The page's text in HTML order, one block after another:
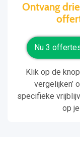
Ontvang
Nu 3
Klik op de
vergelijken’
specifieke
op